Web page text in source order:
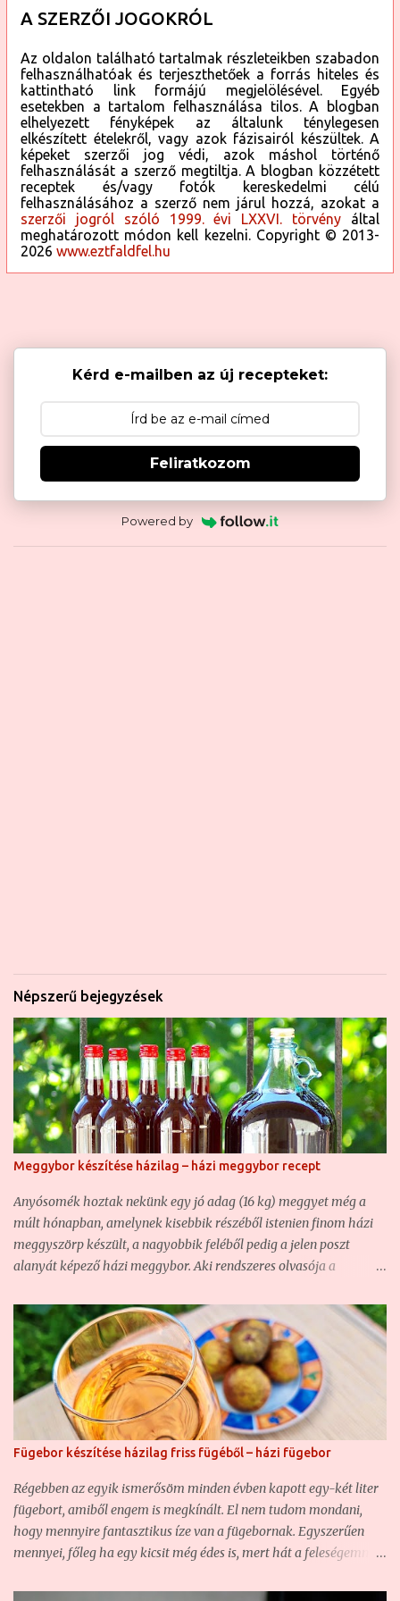
A SZERZŐI JOGOKRÓL
Az oldalon található tartalmak részleteikben szabadon
felhasználhatóak és terjeszthetőek a forrás hiteles és
kattintható link formájú megjelölésével. Egyéb
esetekben a tartalom felhasználása tilos. A blogban
elhelyezett fényképek az általunk ténylegesen
elkészített ételekről, vagy azok fázisairól készültek. A
képeket szerzői jog védi, azok máshol történő
felhasználását a szerző megtiltja. A blogban közzétett
receptek és/vagy fotók kereskedelmi célú
felhasználásához a szerző nem járul hozzá, azokat a
szerzői jogról szóló 1999. évi LXXVI. törvény által
meghatározott módon kell kezelni. Copyright © 2013-
2026 www.eztfaldfel.hu
Kérd e-mailben az új recepteket:
Feliratkozom
Powered by
Népszerű bejegyzések
Meggybor készítése házilag – házi meggybor recept
Anyósomék hoztak nekünk egy jó adag (16 kg) meggyet még a
múlt hónapban, amelynek kisebbik részéből istenien finom házi
meggyszörp készült, a nagyobbik feléből pedig a jelen poszt
alanyát képező házi meggybor. Aki rendszeres olvasója a
hiszen ha nem is túl sűrűn, de azért rendszeresen kísérletezgetünk
ezzel is. Olyannyira, hogy hasonló borunk már volt, csak éppen
vadgyümölcsből készült ( Vadcseresznye-sajmeggy házi bor –
csemegebor ) . Most szintén egy csemegebor volt a cél, mert sem
én, sem a feleségem nem szeretjük a száraz, savanyú borokat,
főképp nem, ha gyümölcsborról van szó. Ezért a mostani házi
meggyborunk is egy édes bor lett. Na nem sziruposan,
szájösszeragadósan édes, de mindenképpen közelebb áll az
édeshez, mint a félédeshez. Ugyanakkor annyira finom lett, hogy
hiába több, mint tíz liter lett, nem fog sokáig tartani... Hozzávalók
a házi meggyborhoz: - 10 kg meggy - 3+2 liter víz - 2+1 kg
kristályc...
Fügebor készítése házilag friss fügéből – házi fügebor
Régebben az egyik ismerősöm minden évben kapott egy-két liter
fügebort, amiből engem is megkínált. El nem tudom mondani,
hogy mennyire fantasztikus íze van a fügebornak. Egyszerűen
mennyei, főleg ha egy kicsit még édes is, mert hát a feleségemmel
sem volt arról, hogy gyümölcsbort készíteni nem egy nagy